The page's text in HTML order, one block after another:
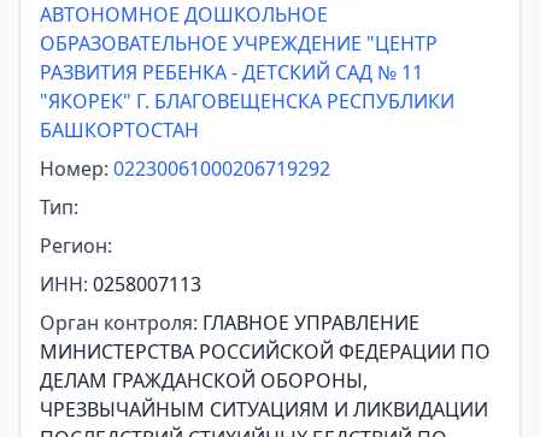
АВТОНОМНОЕ ДОШКОЛЬНОЕ
ОБРАЗОВАТЕЛЬНОЕ УЧРЕЖДЕНИЕ "ЦЕНТР
РАЗВИТИЯ РЕБЕНКА - ДЕТСКИЙ САД № 11
"ЯКОРЕК" Г. БЛАГОВЕЩЕНСКА РЕСПУБЛИКИ
БАШКОРТОСТАН
Номер: 02230061000206719292
Тип:
Регион:
ИНН: 0258007113
Орган контроля: ГЛАВНОЕ УПРАВЛЕНИЕ
МИНИСТЕРСТВА РОССИЙСКОЙ ФЕДЕРАЦИИ ПО
ДЕЛАМ ГРАЖДАНСКОЙ ОБОРОНЫ,
ЧРЕЗВЫЧАЙНЫМ СИТУАЦИЯМ И ЛИКВИДАЦИИ